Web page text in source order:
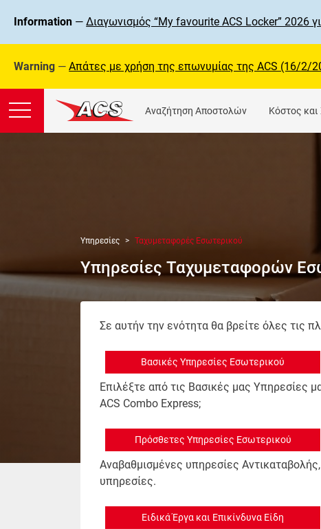
Information —Διαγωνισμός “My favourite ACS Locker” 2026
Warning —Απάτες με χρήση της επωνυμίας της ΑCS (16/2/
Αναζήτηση Αποστολών Κόστος
Υπηρεσίες Ταχυμεταφορές Εσωτερικού
Υπηρεσίες Ταχυμεταφορών
Σε αυτήν την ενότητα θα βρείτε όλες τις
Βασικές Υπηρεσίες Εσωτερικού
Επιλέξτε από τις Βασικές μας Υπηρεσίες
ACS Combo Express;
Πρόσθετες Υπηρεσίες Εσωτερικού
Αναβαθμισμένες υπηρεσίες
υπηρεσίες.
Ειδικά Έργα και Επικίνδυνα Είδη